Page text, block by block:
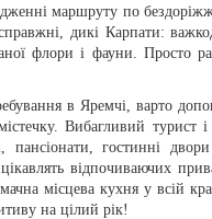
маршруту по
дикі Карпати:
флори і фауни. Просто
в Яремчі, варто
Вибагливий турист
пансіонати, гостинні
відпочиваючих
місцева кухня у всій
на цілий рік!